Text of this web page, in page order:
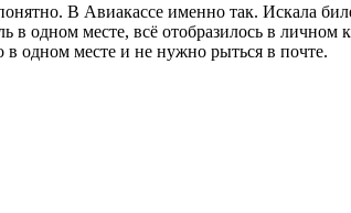
В Авиакассе именно так. Искала
в одном месте, всё отобразилось в
в одном месте и не нужно рыться в почте.